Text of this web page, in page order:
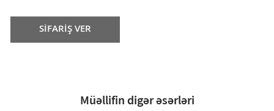
SİFARİŞ VER
Müəllifin digər əsərləri